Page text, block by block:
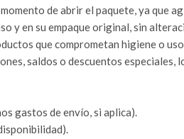
de abrir el paquete, ya que
y en su empaque original, sin
que comprometan higiene o
saldos o descuentos
gastos de envío, si aplica).